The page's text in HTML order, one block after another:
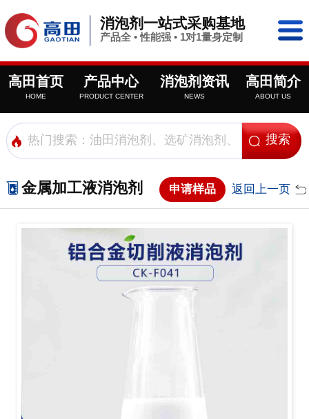
消泡剂一站式采购基地
产品全 • 性能强 • 1对1量身定制
高田首页
HOME
产品中心
PRODUCT CENTER
消泡剂资讯
NEWS
高田简介
ABOUT US
金属加工液消泡剂 申请样品 返回上一页